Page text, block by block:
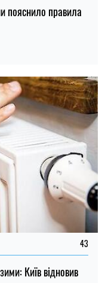
пояснило правила
43
Київ відновив